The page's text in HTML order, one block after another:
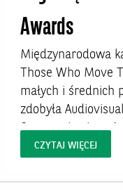
Awards
Międzynarodowa
Those Who Move
małych i średnich
zdobyła
Communications
za autentyczne
materiałów, które
CZYTAJ WIĘCEJ